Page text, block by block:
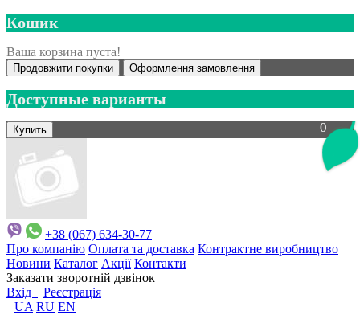
Кошик
Ваша корзина пуста!
Продовжити покупки Оформлення замовлення
0
Доступные варианты
+38 (067) 634-30-77
Про компанію Оплата та доставка Контрактне виробництво
Новини Каталог Акції Контакти
Заказати зворотній дзвінок
Вхід | Реєстрація
UA RU EN